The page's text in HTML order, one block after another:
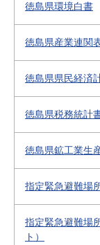
徳島県環境白書
徳島県産業連関
徳島県県民経済
徳島県税務統計
徳島県鉱工業生
指定緊急避難場
指定緊急避難場
ト）